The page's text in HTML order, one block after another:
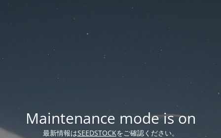
Maintenance mode is on
最新情報はSEEDSTOCKをご確認ください。